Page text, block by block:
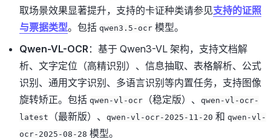
取场景效果显著提升，支持的卡证种类请参见支持的证照
与票据类型。包括 qwen3.5-ocr 模型。
Qwen-VL-OCR ：基于 Qwen3-VL 架构，支持文档解
析、文字定位（高精识别）、信息抽取、表格解析、公式
识别、通用文字识别、多语言识别等内置任务，支持图像
旋转矫正。包括 qwen-vl-ocr （稳定版）、
qwen-vl-ocr-
latest
（最新版）、 qwen-vl-ocr-2025-11-20 和 qwen-vl-
ocr-2025-08-28 模型。